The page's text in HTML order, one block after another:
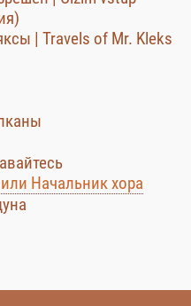
| Travels of Mr. Kleks
Начальник хора